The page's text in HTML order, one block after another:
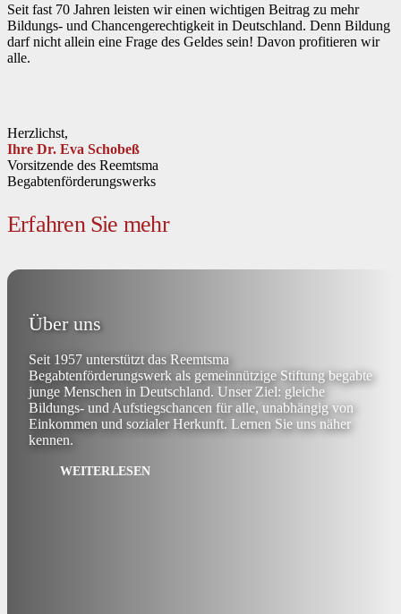
Seit fast 70 Jahren leisten wir einen wichtigen Beitrag zu mehr
Bildungs- und Chancengerechtigkeit in Deutschland. Denn Bildung
darf nicht allein eine Frage des Geldes sein! Davon profitieren wir
alle.
Herzlichst,
Ihre Dr. Eva Schobeß
Vorsitzende des Reemtsma
Begabtenförderungswerks
Erfahren Sie mehr
Über uns
Seit 1957 unterstützt das Reemtsma
Begabtenförderungswerk als gemeinnützige Stiftung begabte
junge Menschen in Deutschland. Unser Ziel: gleiche
Bildungs- und Aufstiegschancen für alle, unabhängig von
Einkommen und sozialer Herkunft. Lernen Sie uns näher
kennen.
WEITERLESEN